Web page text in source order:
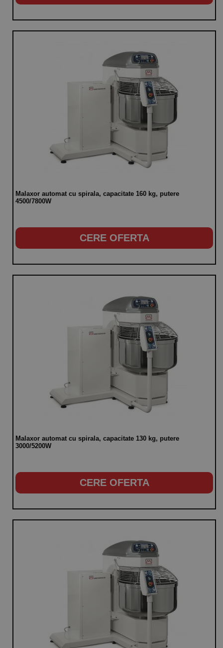
Malaxor automat cu spirala, capacitate 160 kg, putere
4500/7800W
CERE OFERTA
Malaxor automat cu spirala, capacitate 130 kg, putere
3000/5200W
CERE OFERTA